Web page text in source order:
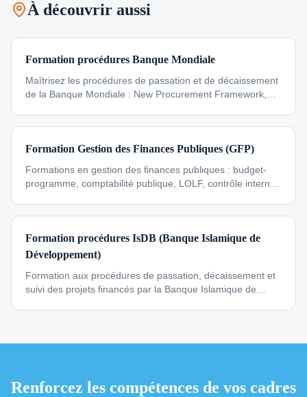
À découvrir aussi
Formation procédures Banque Mondiale
Maîtrisez les procédures de passation et de décaissement
de la Banque Mondiale : New Procurement Framework,
Formation Gestion des Finances Publiques (GFP)
Formations en gestion des finances publiques : budget-
programme, comptabilité publique, LOLF, contrôle interne
Formation procédures IsDB (Banque Islamique de
Développement)
Formation aux procédures de passation, décaissement et
suivi des projets financés par la Banque Islamique de
Renforcez les compétences de vos cadres